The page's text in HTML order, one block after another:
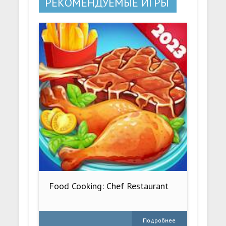
Food Cooking: Chef Restaurant
Подробнее